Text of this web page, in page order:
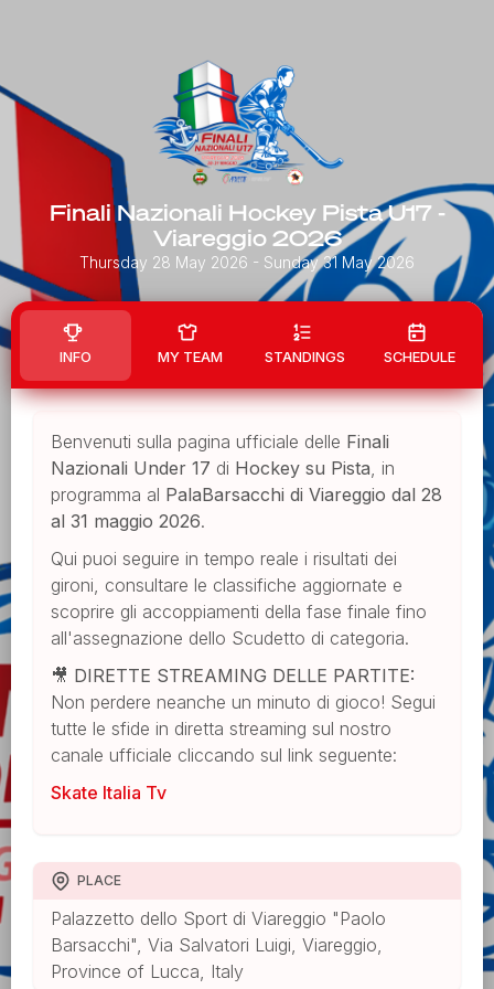
Finali Nazionali Hockey Pista U17 -
Viareggio 2026
Thursday 28 May 2026 - Sunday 31 May 2026
INFO MY TEAM STANDINGS SCHEDULE
Benvenuti sulla pagina ufficiale delle Finali
Nazionali Under 17 di Hockey su Pista, in
programma al PalaBarsacchi di Viareggio dal 28
al 31 maggio 2026.
Qui puoi seguire in tempo reale i risultati dei
gironi, consultare le classifiche aggiornate e
scoprire gli accoppiamenti della fase finale fino
all'assegnazione dello Scudetto di categoria.
🎥 DIRETTE STREAMING DELLE PARTITE:
Non perdere neanche un minuto di gioco! Segui
tutte le sfide in diretta streaming sul nostro
canale ufficiale cliccando sul link seguente:
Skate Italia Tv
PLACE
Palazzetto dello Sport di Viareggio "Paolo
Barsacchi", Via Salvatori Luigi, Viareggio,
Province of Lucca, Italy